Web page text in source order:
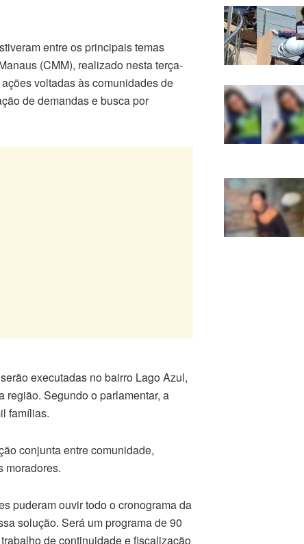
entre os principais temas
(CMM), realizado nesta terça-
voltadas às comunidades de
de demandas e busca por
executadas no bairro Lago Azul,
região. Segundo o parlamentar, a
famílias.
conjunta entre comunidade,
moradores.
puderam ouvir todo o cronograma da
solução. Será um programa de 90
de continuidade e fiscalização